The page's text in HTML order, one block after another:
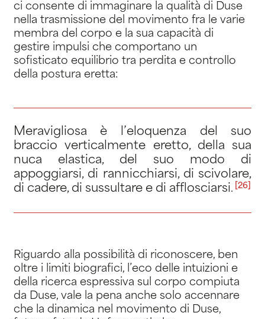
ci consente di immaginare la qualità di Duse
nella trasmissione del movimento fra le varie
membra del corpo e la sua capacità di
gestire impulsi che comportano un
sofisticato equilibrio tra perdita e controllo
della postura eretta:
Meravigliosa è l’eloquenza del suo
braccio verticalmente eretto, della sua
nuca elastica, del suo modo di
appoggiarsi, di rannicchiarsi, di scivolare,
di cadere, di sussultare e di afflosciarsi. [26]
Riguardo alla possibilità di riconoscere, ben
oltre i limiti biografici, l’eco delle intuizioni e
della ricerca espressiva sul corpo compiuta
da Duse, vale la pena anche solo accennare
che la dinamica nel movimento di Duse,